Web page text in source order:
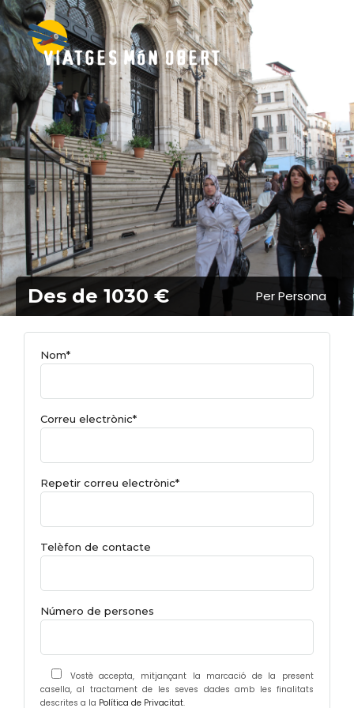
Des de 1030 € Per Persona
Nom*
Correu electrònic*
Repetir correu electrònic*
Telèfon de contacte
Número de persones
Vostè accepta, mitjançant la marcació de la present
casella, al tractament de les seves dades amb les finalitats
descrites a la Política de Privacitat.